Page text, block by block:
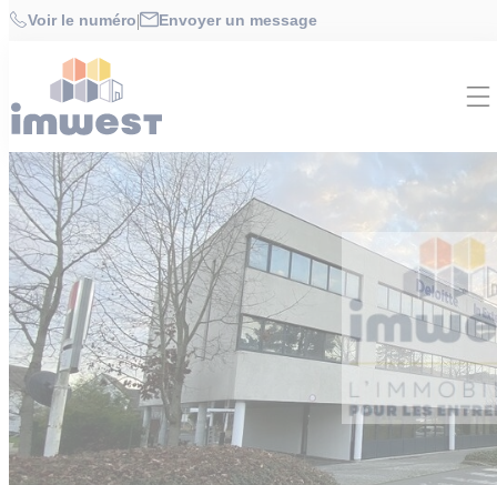
Cookies management panel
Voir le numéro| Envoyer un message
Accueil>Offres>BUREAUX 596 m² à RENNES